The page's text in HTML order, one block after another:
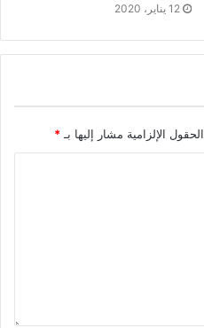
12 يناير، 2020
الحقول الإلزامية مشار إليها بـ *